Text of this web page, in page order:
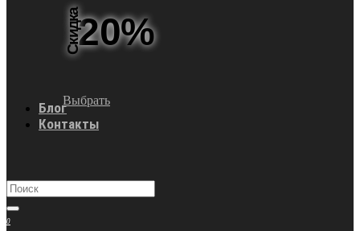
Скидка20%
Выбрать
Блог
Контакты
0